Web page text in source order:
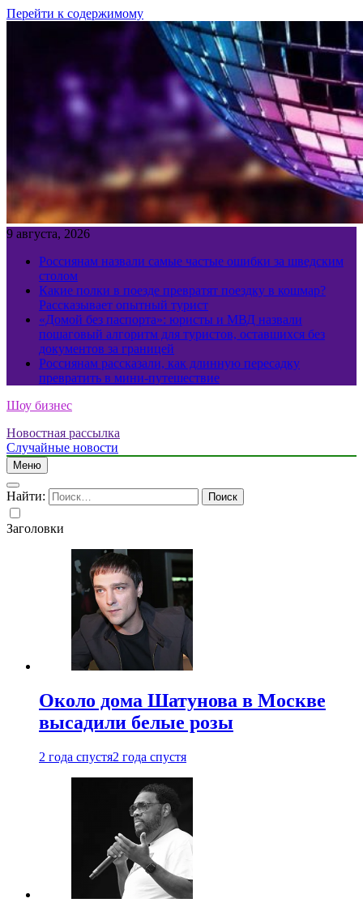
Перейти к содержимому
9 августа, 2026
Россиянам назвали самые частые ошибки за шведским
столом
Какие полки в поезде превратят поездку в кошмар?
Рассказывает опытный турист
«Домой без паспорта»: юристы и МВД назвали
пошаговый алгоритм для туристов, оставшихся без
документов за границей
Россиянам рассказали, как длинную пересадку
превратить в мини-путешествие
Шоу бизнес
Новостная рассылка
Случайные новости
Меню
Найти:
Заголовки
Около дома Шатунова в Москве
высадили белые розы
2 года спустя2 года спустя